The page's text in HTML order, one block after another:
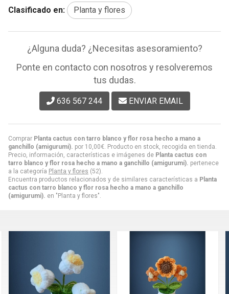
Comprar Planta cactus con tarro blanco y flor rosa hecho a mano a
ganchillo (amigurumi). por 10,00€ . Producto en stock, recogida en tienda.
Precio, información, características e imágenes de Planta cactus con
tarro blanco y flor rosa hecho a mano a ganchillo (amigurumi). pertenece
a la categoría Planta y flores (52).
Encuentra productos relacionados y de similares características a Planta
cactus con tarro blanco y flor rosa hecho a mano a ganchillo
(amigurumi). en "Planta y flores".
Clasificado en: Planta y flores
¿Alguna duda? ¿Necesitas asesoramiento?
Ponte en contacto con nosotros y resolveremos
tus dudas.
636 567 244 ENVIAR EMAIL